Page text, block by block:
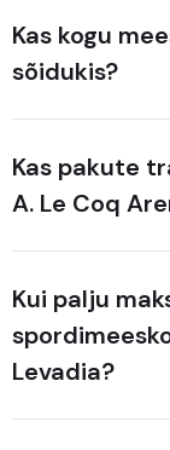
Kas kogu
sõidukis?
Kas pakute
A. Le Coq
Kui palju
Levadia?